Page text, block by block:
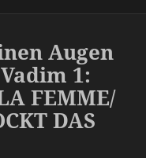
Augen
1:
FEMME/
DAS